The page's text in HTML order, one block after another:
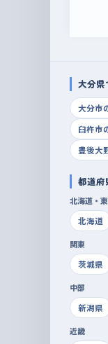
大分県
大分市
臼杵市
豊後大
都道府
北海道・
北海道
関東
茨城県
中部
新潟県
近畿